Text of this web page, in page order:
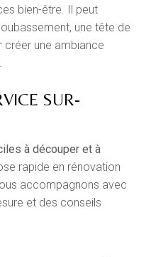
bien-être. Il peut
une tête de
créer une ambiance
SUR-
à découper et à
rapide en rénovation
accompagnons avec
et des conseils